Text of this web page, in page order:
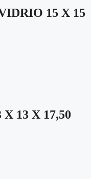
15 X 15
13 X 17,50